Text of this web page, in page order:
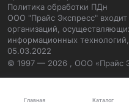
Главная Каталог
Политика обработки ПДн
ООО "Прайс Экспресс"
организаций,
информационных
05.03.2022
© 1997 — 2026 , ООО «Прайс